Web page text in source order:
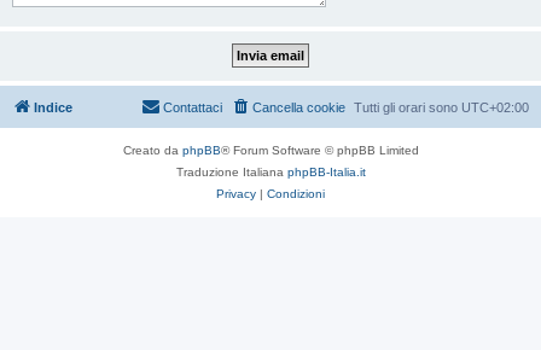
Indice Tutti gli orari sono UTC+02:00
Cancella cookie
Contattaci
Creato da phpBB® Forum Software © phpBB Limited
Traduzione Italiana phpBB-Italia.it
Privacy | Condizioni